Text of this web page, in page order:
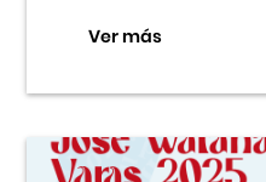
Ver más